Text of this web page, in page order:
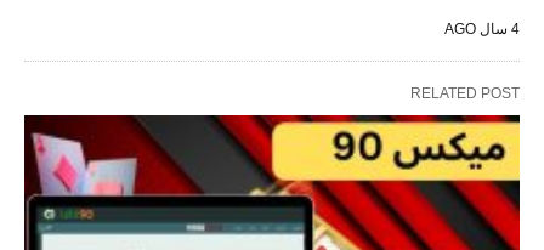
4 سال AGO
RELATED POST